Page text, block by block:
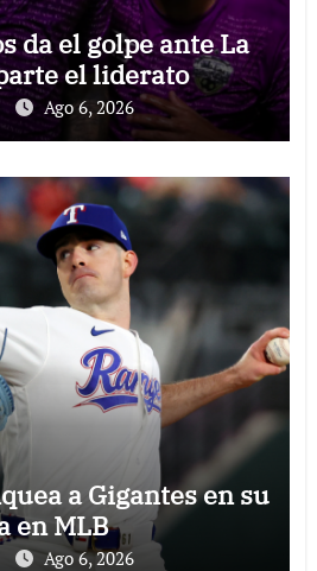
da el golpe ante La
el liderato
Ago 6, 2026
a Gigantes en su
en MLB
Ago 6, 2026